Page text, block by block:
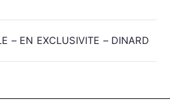
– EN EXCLUSIVITE – DINARD